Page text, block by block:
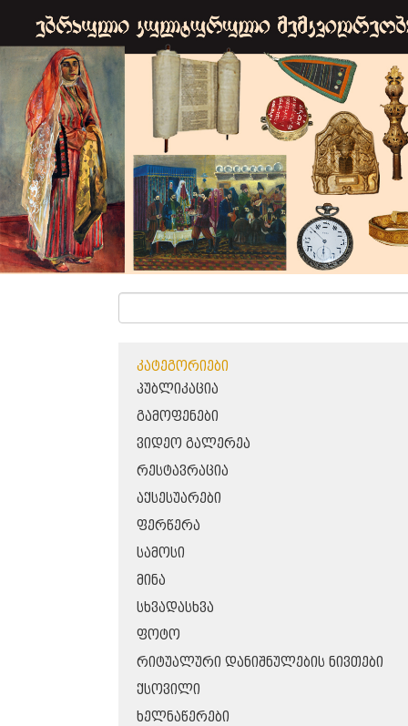
ᲙᲐᲢᲔᲒᲝᲠᲘᲔᲑᲘ
ᲞᲣᲑᲚᲘᲙᲐᲪᲘᲐ
ᲒᲐᲛᲝᲤᲔᲜᲔᲑᲘ
ᲕᲘᲓᲔᲝ ᲒᲐᲚᲔᲠᲔᲐ
ᲠᲔᲡᲢᲐᲕᲠᲐᲪᲘᲐ
ᲐᲥᲡᲔᲡᲣᲐᲠᲔᲑᲘ
ᲤᲔᲠᲬᲔᲠᲐ
ᲡᲐᲛᲝᲡᲘ
ᲛᲘᲜᲐ
ᲡᲮᲕᲐᲓᲐᲡᲮᲕᲐ
ᲤᲝᲢᲝ
ᲠᲘᲢᲣᲐᲚᲣᲠᲘ ᲓᲐᲜᲘᲨᲜᲣᲚᲔᲑᲘᲡ ᲜᲘᲕᲗᲔᲑᲘ
ᲥᲡᲝᲕᲘᲚᲘ
ᲮᲔᲚᲜᲐᲬᲔᲠᲔᲑᲘ